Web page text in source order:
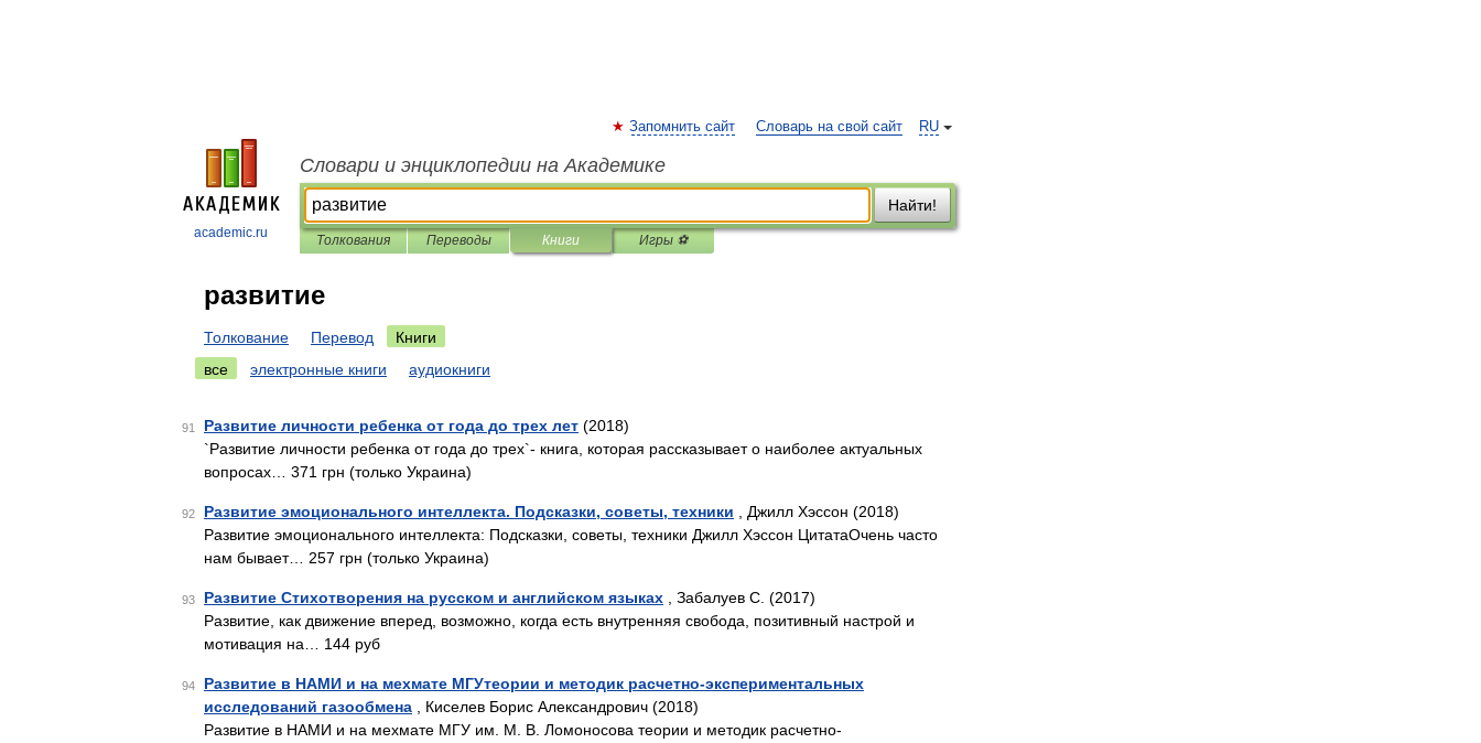
academic.ru
RU
Запомнить сайт Словарь на свой сайт
Словари и энциклопедии на Академике
Найти!
Толкования Переводы Книги Игры ⚽
развитие
Толкование Перевод
Книги
все
электронные книги аудиокниги
91 Развитие личности ребенка от года до трех лет (2018)
`Развитие личности ребенка от года до трех`- книга, которая рассказывает о наиболее актуальных
вопросах… 371 грн (только Украина)
92 Развитие эмоционального интеллекта. Подсказки, советы, техники , Джилл Хэссон (2018)
Развитие эмоционального интеллекта: Подсказки, советы, техники Джилл Хэссон ЦитатаОчень часто
нам бывает… 257 грн (только Украина)
93 Развитие Стихотворения на русском и английском языках , Забалуев С. (2017)
Развитие, как движение вперед, возможно, когда есть внутренняя свобода, позитивный настрой и
мотивация на… 144 руб
94
Развитие в НАМИ и на мехмате МГУтеории и методик расчетно-экспериментальных
исследований газообмена , Киселев Борис Александрович (2018)
Развитие в НАМИ и на мехмате МГУ им. М. В. Ломоносова теории и методик расчетно-